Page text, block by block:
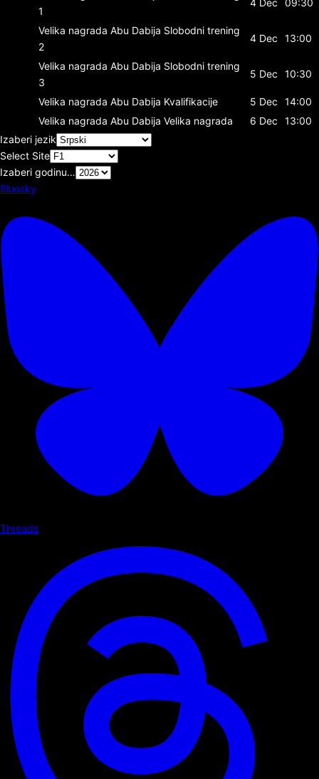
1
Velika nagrada Abu Dabija Slobodni trening
2
4 Dec 13:00
Velika nagrada Abu Dabija Slobodni trening
3
5 Dec 10:30
Velika nagrada Abu Dabija Kvalifikacije 5 Dec
14:00
Velika nagrada Abu Dabija Velika nagrada 6 Dec
13:00
Izaberi jezik
Select Site
Izaberi godinu…
Bluesky
Threads